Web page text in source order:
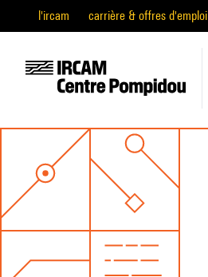
l'ircam carrière & offres d'emploi